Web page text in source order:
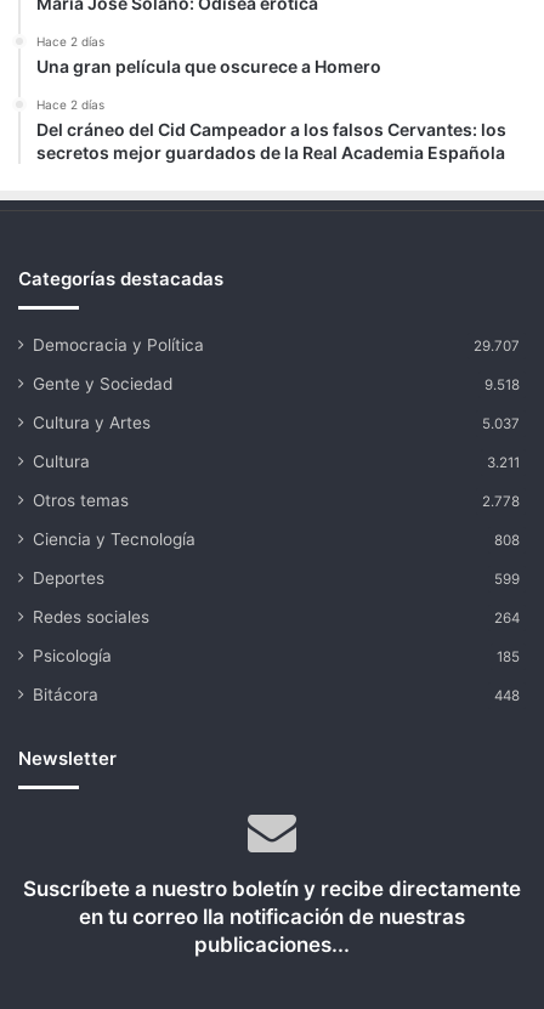
Hace 2 días
Una gran película que oscurece a Homero
Hace 2 días
Del cráneo del Cid Campeador a los falsos Cervantes: los
secretos mejor guardados de la Real Academia Española
Categorías destacadas
Democracia y Política 29.707
Gente y Sociedad 9.518
Cultura y Artes 5.037
Cultura 3.211
Otros temas 2.778
Ciencia y Tecnología 808
Deportes 599
Redes sociales 264
Psicología 185
Bitácora 448
Newsletter
Suscríbete a nuestro boletín y recibe directamente
en tu correo lla notificación de nuestras
publicaciones...